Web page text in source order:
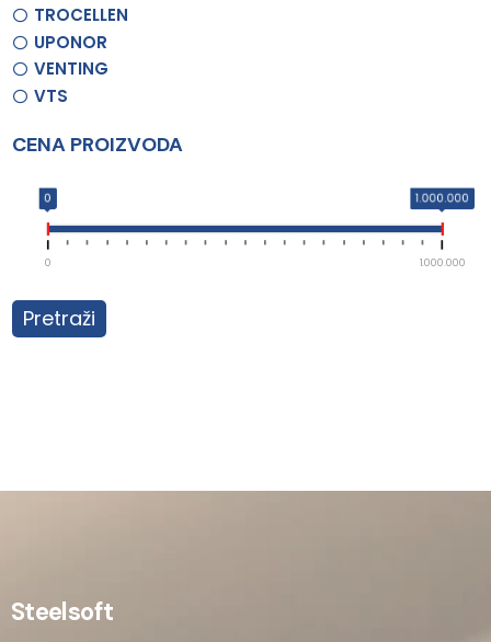
TROCELLEN
UPONOR
VENTING
VTS
CENA PROIZVODA
0 1.000.000
0 1.000.000
Pretraži
Steelsoft